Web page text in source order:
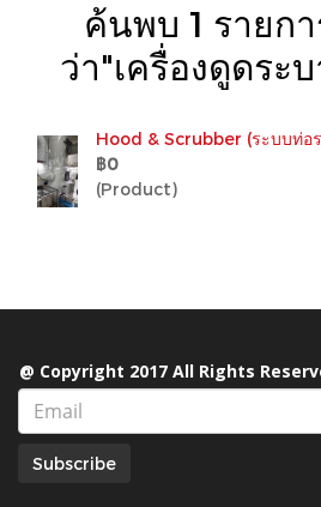
ค้นพบ 1 รายก
ว่า"เครื่องดูดระ
Hood & Scrubber (ระบบท่อ
฿0
(Product)
@ Copyright 2017 All Rights
Subscribe